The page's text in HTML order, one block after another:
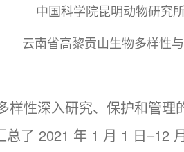
中国科学院昆明动物研究
云南省高黎贡山生物多样性
样性深入研究、保护和管
总了 2021 年 1 月 1 日–12